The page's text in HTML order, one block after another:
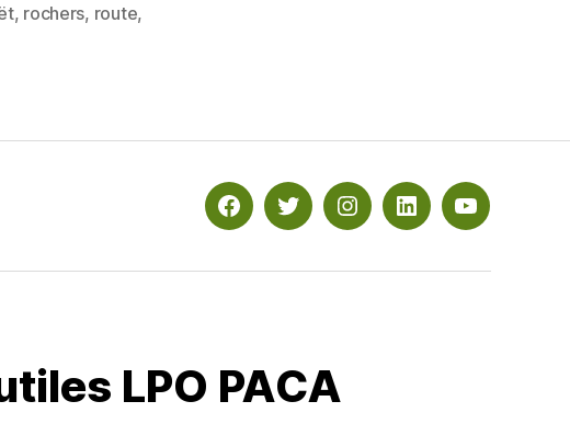
, rochers, route,
FacebookTwitterInstagramLinkedinYouTube
LPO PACA